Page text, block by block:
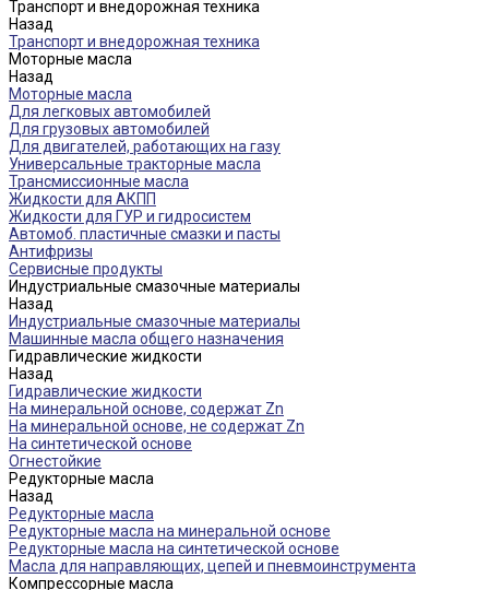
Транспорт и внедорожная техника
Назад
Транспорт и внедорожная техника
Моторные масла
Назад
Моторные масла
Для легковых автомобилей
Для грузовых автомобилей
Для двигателей, работающих на газу
Универсальные тракторные масла
Трансмиссионные масла
Жидкости для АКПП
Жидкости для ГУР и гидросистем
Автомоб. пластичные смазки и пасты
Антифризы
Сервисные продукты
Индустриальные смазочные материалы
Назад
Индустриальные смазочные материалы
Машинные масла общего назначения
Гидравлические жидкости
Назад
Гидравлические жидкости
На минеральной основе, содержат Zn
На минеральной основе, не содержат Zn
На синтетической основе
Огнестойкие
Редукторные масла
Назад
Редукторные масла
Редукторные масла на минеральной основе
Редукторные масла на синтетической основе
Масла для направляющих, цепей и пневмоинструмента
Компрессорные масла